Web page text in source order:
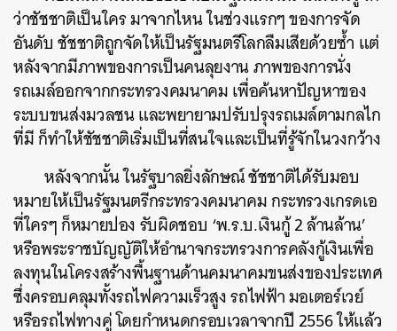
ว่าชัชชาติเป็นใครมาจากไหนในช่วงแรกๆของการจัด
อันดับชัชชาติถูกจัดให้เป็นรัฐมนตรีโลกลืมเสียด้วยซ้ำ แต่
หลังจากมีภาพของการเป็นคนลุยงานภาพของการนั่ง
รถเมล์ออกจากกระทรวงคมนาคมเพื่อค้นหาปัญหาของ
ระบบขนส่งมวลชนและพยายามปรับปรุงรถเมล์ตามกลไก
ที่มีก็ทำให้ชัชชาติเริ่มเป็นที่สนใจและเป็นที่รู้จักในวงกว้าง
หลังจากนั้นในรัฐบาลยิ่งลักษณ์ชัชชาติได้รับมอบ
หมายให้เป็นรัฐมนตรีกระทรวงคมนาคมกระทรวงเกรดเอ
ที่ใครๆก็หมายปองรับผิดชอบ ‘พ.ร.บ.เงินกู้2ล้านล้าน’
หรือพระราชบัญญัติให้อำนาจกระทรวงการคลังกู้เงินเพื่อ
ลงทุนในโครงสร้างพื้นฐานด้านคมนาคมขนส่งของประเทศ
ซึ่งครอบคลุมทั้งรถไฟความเร็วสูงรถไฟฟ้ามอเตอร์เวย์
หรือรถไฟทางคู่โดยกำหนดกรอบเวลาจากปี 2556ให้แล้ว